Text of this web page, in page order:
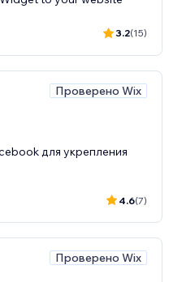
3.2(15)
Проверено Wix
для укрепления
4.6(7)
Проверено Wix